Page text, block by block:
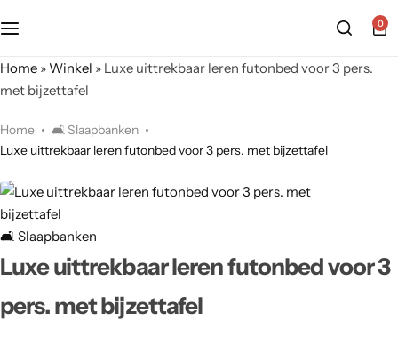
0
Home »Winkel » Luxe uittrekbaar leren futonbed voor 3 pers.
met bijzettafel
Home
🛋️ Slaapbanken
Luxe uittrekbaar leren futonbed voor 3 pers. met bijzettafel
🛋️ Slaapbanken
Luxe uittrekbaar leren futonbed voor 3
pers. met bijzettafel